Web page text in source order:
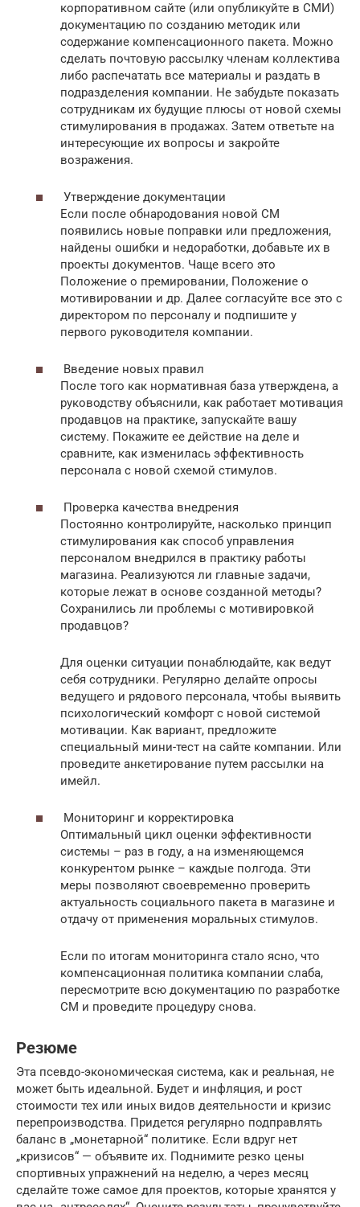
корпоративном сайте (или опубликуйте в СМИ)
документацию по созданию методик или
содержание компенсационного пакета. Можно
сделать почтовую рассылку членам коллектива
либо распечатать все материалы и раздать в
подразделения компании. Не забудьте показать
сотрудникам их будущие плюсы от новой схемы
стимулирования в продажах. Затем ответьте на
интересующие их вопросы и закройте
возражения.
Утверждение документации
Если после обнародования новой СМ
появились новые поправки или предложения,
найдены ошибки и недоработки, добавьте их в
проекты документов. Чаще всего это
Положение о премировании, Положение о
мотивировании и др. Далее согласуйте все это с
директором по персоналу и подпишите у
первого руководителя компании.
Введение новых правил
После того как нормативная база утверждена, а
руководству объяснили, как работает мотивация
продавцов на практике, запускайте вашу
систему. Покажите ее действие на деле и
сравните, как изменилась эффективность
персонала с новой схемой стимулов.
Проверка качества внедрения
Постоянно контролируйте, насколько принцип
стимулирования как способ управления
персоналом внедрился в практику работы
магазина. Реализуются ли главные задачи,
которые лежат в основе созданной методы?
Сохранились ли проблемы с мотивировкой
продавцов?
Для оценки ситуации понаблюдайте, как ведут
себя сотрудники. Регулярно делайте опросы
ведущего и рядового персонала, чтобы выявить
психологический комфорт с новой системой
мотивации. Как вариант, предложите
специальный мини-тест на сайте компании. Или
проведите анкетирование путем рассылки на
имейл.
Мониторинг и корректировка
Оптимальный цикл оценки эффективности
системы – раз в году, а на изменяющемся
конкурентом рынке – каждые полгода. Эти
меры позволяют своевременно проверить
актуальность социального пакета в магазине и
отдачу от применения моральных стимулов.
Если по итогам мониторинга стало ясно, что
компенсационная политика компании слаба,
пересмотрите всю документацию по разработке
СМ и проведите процедуру снова.
Резюме
Эта псевдо-экономическая система, как и реальная, не
может быть идеальной. Будет и инфляция, и рост
стоимости тех или иных видов деятельности и кризис
перепроизводства. Придется регулярно подправлять
баланс в „монетарной“ политике. Если вдруг нет
„кризисов“ — объявите их. Поднимите резко цены
спортивных упражнений на неделю, а через месяц
сделайте тоже самое для проектов, которые хранятся у